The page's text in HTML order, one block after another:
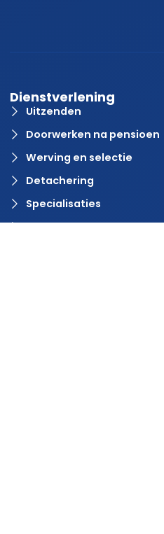
Dienstverlening
Uitzenden
Doorwerken na pensioen
Werving en selectie
Detachering
Specialisaties
Vacature aanmelden?